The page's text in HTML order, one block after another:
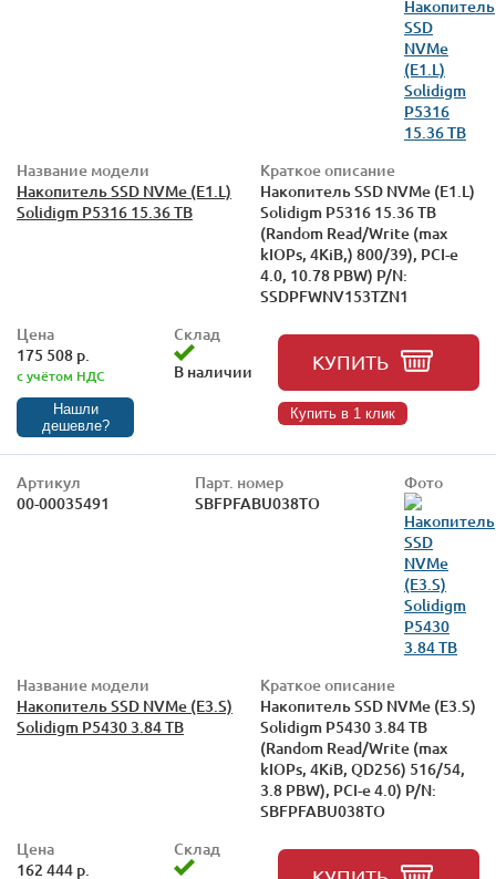
Название модели
Накопитель SSD NVMe (E1.L)
Solidigm P5316 15.36 TB
Краткое описание
Накопитель SSD NVMe (E1.L)
Solidigm P5316 15.36 TB
(Random Read/Write (max
kIOPs, 4KiB,) 800/39), PCI-e
4.0, 10.78 PBW) P/N:
SSDPFWNV153TZN1
Цена
175 508 р.
с учётом НДС
Нашли
дешевле?
Склад
В наличии
КУПИТЬ
Купить в 1 клик
Артикул
00-00035491
Парт. номер
SBFPFABU038TO
Фото
Название модели
Накопитель SSD NVMe (E3.S)
Solidigm P5430 3.84 TB
Краткое описание
Накопитель SSD NVMe (E3.S)
Solidigm P5430 3.84 TB
(Random Read/Write (max
kIOPs, 4KiB, QD256) 516/54,
3.8 PBW), PCI-e 4.0) P/N:
SBFPFABU038TO
Цена
162 444 р.
Склад